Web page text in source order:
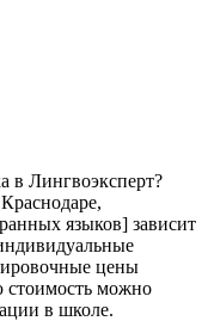
в Лингвоэксперт?
языков] зависит
цены
стоимость можно
в школе.